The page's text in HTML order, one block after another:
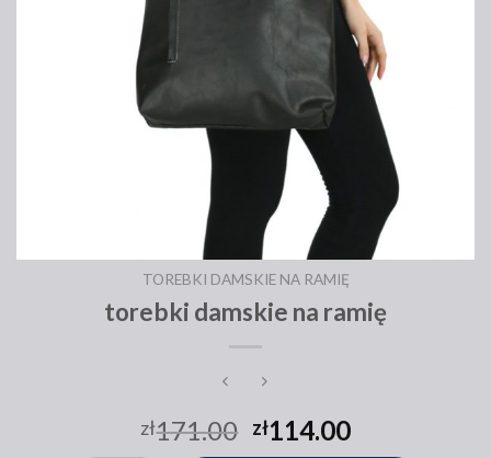
TOREBKI DAMSKIE NA RAMIĘ
torebki damskie na ramię
zł171.00 zł114.00